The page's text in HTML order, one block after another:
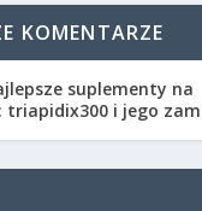
KOMENTARZE
suplementy na
triapidix300 i jego